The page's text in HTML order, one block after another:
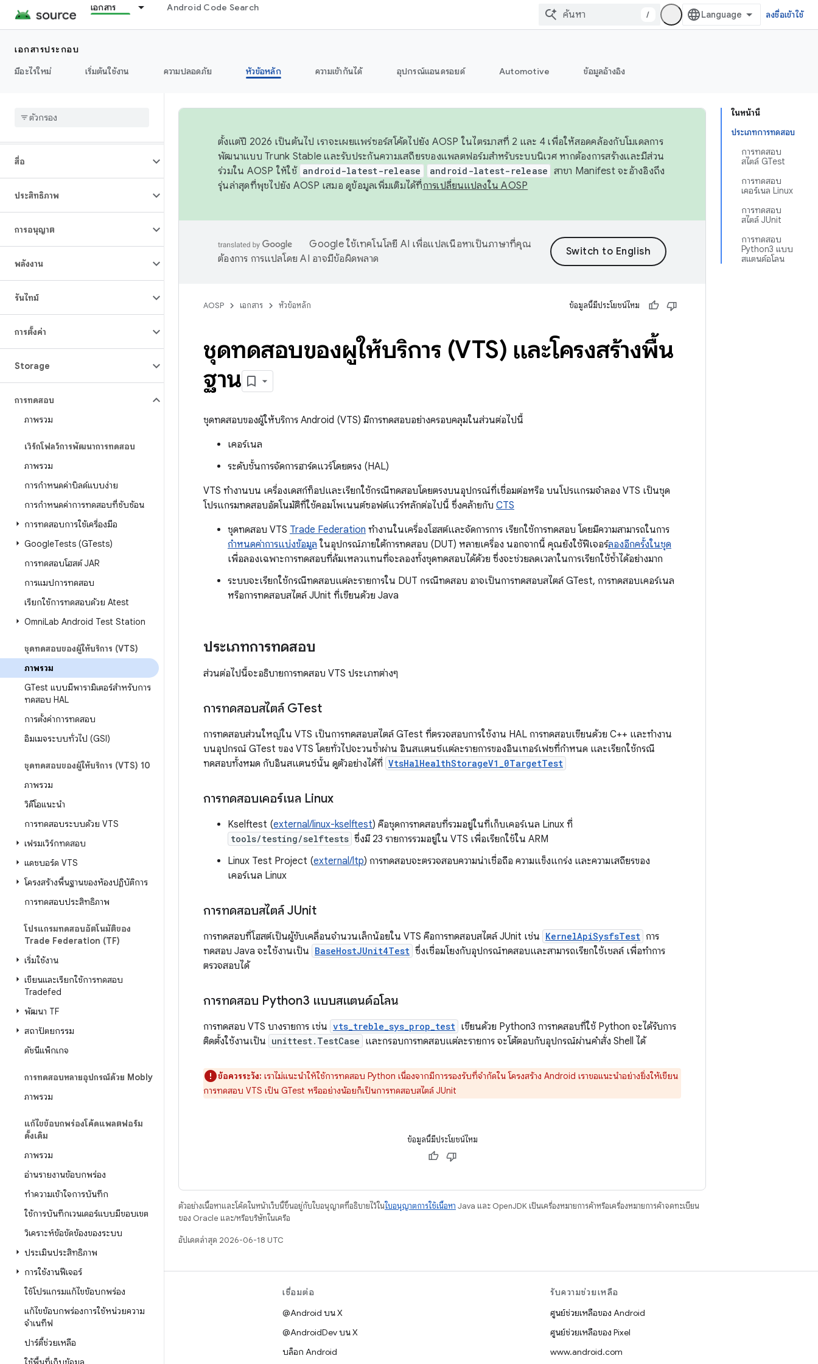
เอกสาร Android Code Search
/ ลงชื่อเข้าใช้
เอกสารประกอบ
มีอะไรใหม่
เริ่มต้นใช้งาน ความปลอดภัย หัวข้อหลัก ความเข้ากันได้ อุปกรณ์แอนดรอยด์ Automotive ข้อมูลอ้างอิง
สื่อ
ประสิทธิภาพ
การอนุญาต
พลังงาน
รันไทม์
การตั้งค่า
Storage
การทดสอบ
ภาพรวม
เวิร์กโฟลว์การพัฒนาการทดสอบ
ภาพรวม
การกำหนดค่าบิลด์แบบง่าย
การกำหนดค่าการทดสอบที่ซับซ้อน
การทดสอบการใช้เครื่องมือ
GoogleTests (GTests)
การทดสอบโฮสต์ JAR
การแมปการทดสอบ
เรียกใช้การทดสอบด้วย Atest
OmniLab Android Test Station
ชุดทดสอบของผู้ให้บริการ (VTS)
ภาพรวม
GTest แบบมีพารามิเตอร์สําหรับการ
ทดสอบ HAL
การตั้งค่าการทดสอบ
อิมเมจระบบทั่วไป (GSI)
ชุดทดสอบของผู้ให้บริการ (VTS) 10
ภาพรวม
วิดีโอแนะนำ
การทดสอบระบบด้วย VTS
เฟรมเวิร์กทดสอบ
แดชบอร์ด VTS
โครงสร้างพื้นฐานของห้องปฏิบัติการ
การทดสอบประสิทธิภาพ
โปรแกรมทดสอบอัตโนมัติของ
Trade Federation (TF)
เริ่มใช้งาน
เขียนและเรียกใช้การทดสอบ
Tradefed
พัฒนา TF
สถาปัตยกรรม
ดัชนีแพ็กเกจ
การทดสอบหลายอุปกรณ์ด้วย Mobly
ภาพรวม
แก้ไขข้อบกพร่องโค้ดแพลตฟอร์ม
ดั้งเดิม
ภาพรวม
อ่านรายงานข้อบกพร่อง
ทําความเข้าใจการบันทึก
ใช้การบันทึกเวนเดอร์แบบมีขอบเขต
วิเคราะห์ข้อขัดข้องของระบบ
ประเมินประสิทธิภาพ
การใช้งานฟีเจอร์
ใช้โปรแกรมแก้ไขข้อบกพร่อง
แก้ไขข้อบกพร่องการใช้หน่วยความ
จําเนทีฟ
ปาร์ตี้ช่วยเหลือ
ในหน้านี้
ประเภทการทดสอบ
การทดสอบ
สไตล์ GTest
การทดสอบ
เคอร์เนล Linux
การทดสอบ
สไตล์ JUnit
การทดสอบ
Python3 แบบ
สแตนด์อโลน
ตั้งแต่ปี 2026 เป็นต้นไป เราจะเผยแพร่ซอร์สโค้ดไปยัง AOSP ในไตรมาสที่ 2 และ 4 เพื่อให้สอดคล้องกับโมเดลการ
พัฒนาแบบ Trunk Stable และรับประกันความเสถียรของแพลตฟอร์มสำหรับระบบนิเวศ หากต้องการสร้างและมีส่วน
ร่วมใน AOSP ให้ใช้ android-latest-release android-latest-release สาขา Manifest จะอ้างอิงถึง
รุ่นล่าสุดที่พุชไปยัง AOSP เสมอ ดูข้อมูลเพิ่มเติมได้ที่การเปลี่ยนแปลงใน AOSP
Google ใช้เทคโนโลยี AI เพื่อแปลเนื้อหาเป็นภาษาที่คุณ
ต้องการ การแปลโดย AI อาจมีข้อผิดพลาด
AOSP เอกสาร หัวข้อหลัก ข้อมูลนี้มีประโยชน์ไหม
ชุดทดสอบของผู้ให้บริการ (VTS) และโครงสร้างพื้น
ฐาน
ชุดทดสอบของผู้ให้บริการ Android (VTS) มีการทดสอบอย่างครอบคลุมในส่วนต่อไปนี้
เคอร์เนล
ระดับชั้นการจัดการฮาร์ดแวร์โดยตรง (HAL)
VTS ทำงานบน เครื่องเดสก์ท็อปและเรียกใช้กรณีทดสอบโดยตรงบนอุปกรณ์ที่เชื่อมต่อหรือ บนโปรแกรมจำลอง VTS เป็นชุด
โปรแกรมทดสอบอัตโนมัติที่ใช้คอมโพเนนต์ซอฟต์แวร์หลักต่อไปนี้ ซึ่งคล้ายกับ CTS
ชุดทดสอบ VTS Trade Federation ทํางานในเครื่องโฮสต์และจัดการการ เรียกใช้การทดสอบ โดยมีความสามารถในการ
กำหนดค่าการแบ่งข้อมูล ในอุปกรณ์ภายใต้การทดสอบ (DUT) หลายเครื่อง นอกจากนี้ คุณยังใช้ฟีเจอร์ลองอีกครั้งในชุด
เพื่อลองเฉพาะการทดสอบที่ล้มเหลวแทนที่จะลองทั้งชุดทดสอบได้ด้วย ซึ่งจะช่วยลดเวลาในการเรียกใช้ซ้ำได้อย่างมาก
ระบบจะเรียกใช้กรณีทดสอบแต่ละรายการใน DUT กรณีทดสอบ อาจเป็นการทดสอบสไตล์ GTest, การทดสอบเคอร์เนล
หรือการทดสอบสไตล์ JUnit ที่เขียนด้วย Java
ประเภทการทดสอบ
ส่วนต่อไปนี้จะอธิบายการทดสอบ VTS ประเภทต่างๆ
การทดสอบสไตล์ GTest
การทดสอบส่วนใหญ่ใน VTS เป็นการทดสอบสไตล์ GTest ที่ตรวจสอบการใช้งาน HAL การทดสอบเขียนด้วย C++ และทำงาน
บนอุปกรณ์ GTest ของ VTS โดยทั่วไปจะวนซ้ำผ่าน อินสแตนซ์แต่ละรายการของอินเทอร์เฟซที่กำหนด และเรียกใช้กรณี
ทดสอบทั้งหมด กับอินสแตนซ์นั้น ดูตัวอย่างได้ที่ VtsHalHealthStorageV1_0TargetTest
การทดสอบเคอร์เนล Linux
Kselftest (external/linux-kselftest) คือชุดการทดสอบที่รวมอยู่ในที่เก็บเคอร์เนล Linux ที่
tools/testing/selftests ซึ่งมี 23 รายการรวมอยู่ใน VTS เพื่อเรียกใช้ใน ARM
Linux Test Project (external/ltp) การทดสอบจะตรวจสอบความน่าเชื่อถือ ความแข็งแกร่ง และความเสถียรของ
เคอร์เนล Linux
การทดสอบสไตล์ JUnit
การทดสอบที่โฮสต์เป็นผู้ขับเคลื่อนจำนวนเล็กน้อยใน VTS คือการทดสอบสไตล์ JUnit เช่น KernelApiSysfsTest การ
ทดสอบ Java จะใช้งานเป็น BaseHostJUnit4Test ซึ่งเชื่อมโยงกับอุปกรณ์ทดสอบและสามารถเรียกใช้เชลล์ เพื่อทำการ
ตรวจสอบได้
การทดสอบ Python3 แบบสแตนด์อโลน
การทดสอบ VTS บางรายการ เช่น vts_treble_sys_prop_test เขียนด้วย Python3 การทดสอบที่ใช้ Python จะได้รับการ
ติดตั้งใช้งานเป็น unittest.TestCase และกรอบการทดสอบแต่ละรายการ จะโต้ตอบกับอุปกรณ์ผ่านคำสั่ง Shell ได้
ข้อควรระวัง: เราไม่แนะนำให้ใช้การทดสอบ Python เนื่องจากมีการรองรับที่จำกัดใน โครงสร้าง Android เราขอแนะนำอย่างยิ่งให้เขียน
การทดสอบ VTS เป็น GTest หรืออย่างน้อยก็เป็นการทดสอบสไตล์ JUnit
ข้อมูลนี้มีประโยชน์ไหม
ตัวอย่างเนื้อหาและโค้ดในหน้าเว็บนี้ขึ้นอยู่กับใบอนุญาตที่อธิบายไว้ในใบอนุญาตการใช้เนื้อหา Java และ OpenJDK เป็นเครื่องหมายการค้าหรือเครื่องหมายการค้าจดทะเบียน
ของ Oracle และ/หรือบริษัทในเครือ
อัปเดตล่าสุด 2026-06-18 UTC
บิวด์
ที่เก็บสำหรับ Android
เชื่อมต่อ
@Android บน X
@AndroidDev บน X
บล็อก Android
รับความช่วยเหลือ
ศูนย์ช่วยเหลือของ Android
ศูนย์ช่วยเหลือของ Pixel
www.android.com